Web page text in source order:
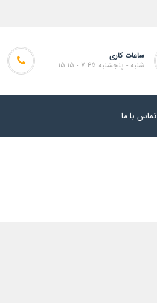
ساعات کاری
شنبه - پنجشنبه 7:45 - 15:15
تماس با ما